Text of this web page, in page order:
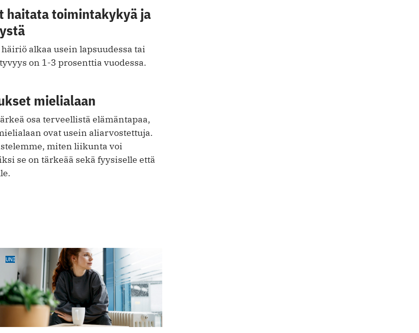
haitata toimintakykyä ja
alkaa usein lapsuudessa tai
on 1-3 prosenttia vuodessa.
mielialaan
osa terveellistä elämäntapaa,
ovat usein aliarvostettuja.
miten liikunta voi
se on tärkeää sekä fyysiselle että
UNI